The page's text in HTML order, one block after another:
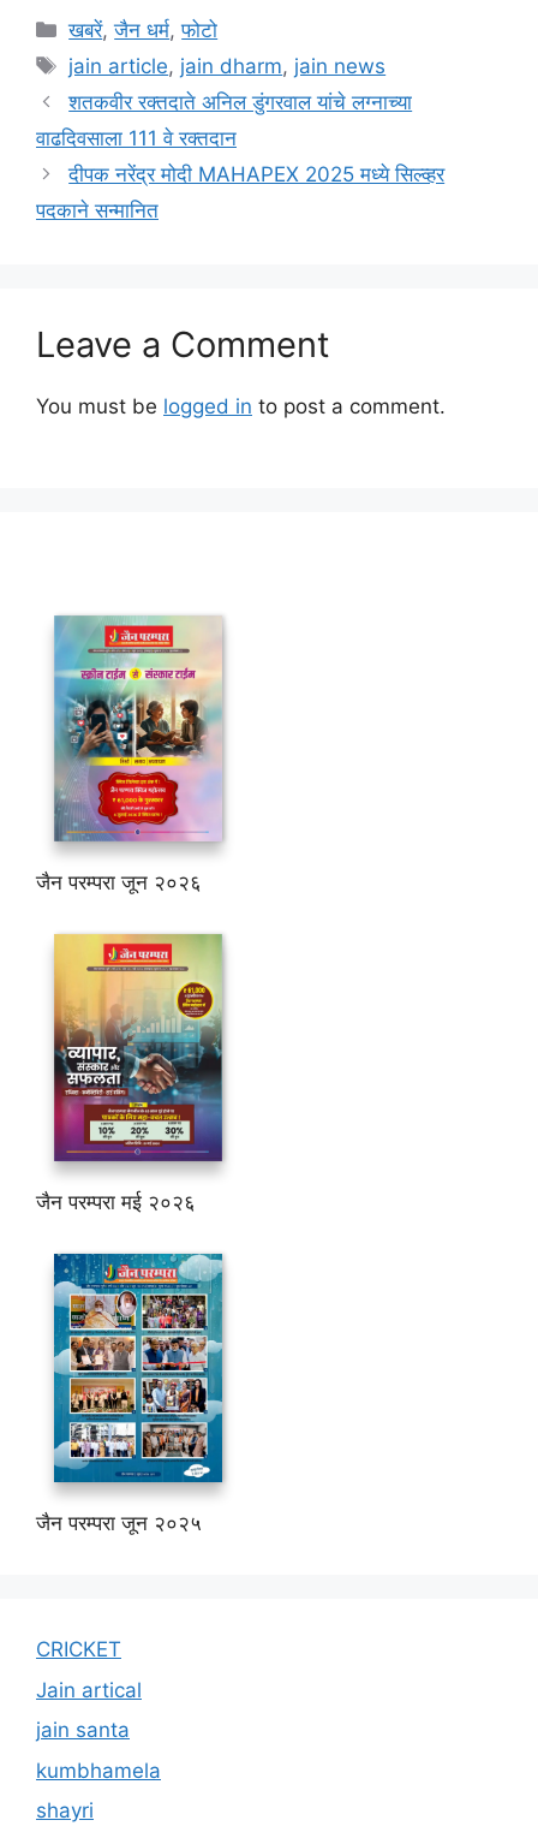
Categories
खबरें,जैन धर्म,फोटो
Tags
jain article, jain dharm, jain news
शतकवीर रक्तदाते अनिल डुंगरवाल यांचे लग्नाच्या
वाढदिवसाला 111 वे रक्तदान
दीपक नरेंद्र मोदी MAHAPEX 2025 मध्ये सिल्व्हर
पदकाने सन्मानित
Leave a Comment
You must be logged in to post a comment.
जैन परम्परा जून २०२६
जैन परम्परा मई २०२६
जैन परम्परा जून २०२५
CRICKET
Jain artical
jain santa
kumbhamela
shayri